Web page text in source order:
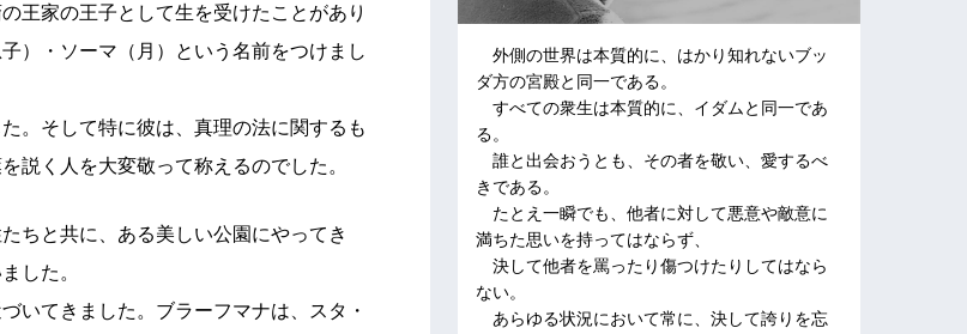
王家の王子として生を受けたことがあり
）・ソーマ（月）という名前をつけまし
。そして特に彼は、真理の法に関するも
説く人を大変敬って称えるのでした。
ちと共に、ある美しい公園にやってき
した。
いてきました。ブラーフマナは、スタ・
外側の世界は本質的に、はかり知れないブッ
ダ方の宮殿と同一である。
すべての衆生は本質的に、イダムと同一であ
る。
誰と出会おうとも、その者を敬い、愛するべ
きである。
たとえ一瞬でも、他者に対して悪意や敵意に
満ちた思いを持ってはならず、
決して他者を罵ったり傷つけたりしてはなら
ない。
あらゆる状況において常に、決して誇りを忘